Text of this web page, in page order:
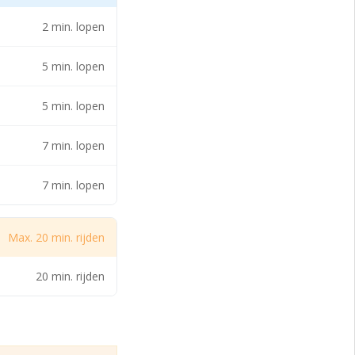
en
voor iedereen
units:
Groningen
de stad en de
2 min. lopen
5 min. lopen
5 min. lopen
7 min. lopen
7 min. lopen
Max. 20 min. rijden
20 min. rijden